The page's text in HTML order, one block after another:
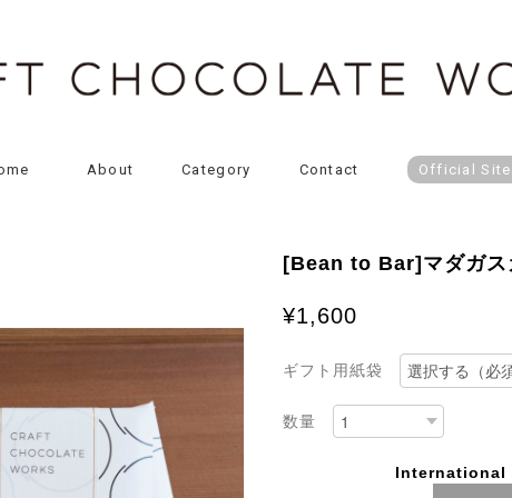
About Category Contact Official Site
[Bean to Bar]マダガス
¥1,600
ギフト用紙袋
数量
International